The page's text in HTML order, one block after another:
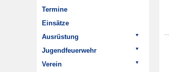
Termine
Einsätze
Ausrüstung
Fahrzeuge
Jugendfeuerwehr
Termine
Verein